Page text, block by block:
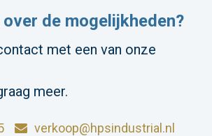
de mogelijkheden?
met een van onze
meer.
verkoop@hpsindustrial.nl